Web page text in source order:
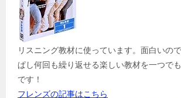
リスニング教材に使っています。面白いの
ぱし何回も繰り返せる楽しい教材を一つで
です！
フレンズの記事はこちら